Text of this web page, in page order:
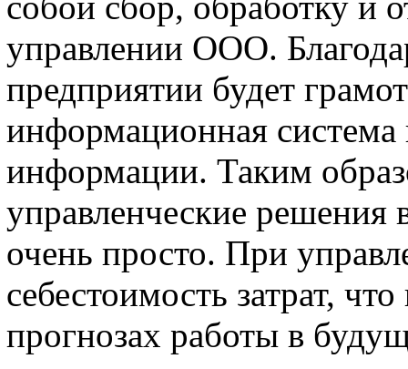
управлении ООО.
предприятии будет
информационная
информации. Таким
управленческие решения
очень просто. При
себестоимость затрат,
прогнозах работы в